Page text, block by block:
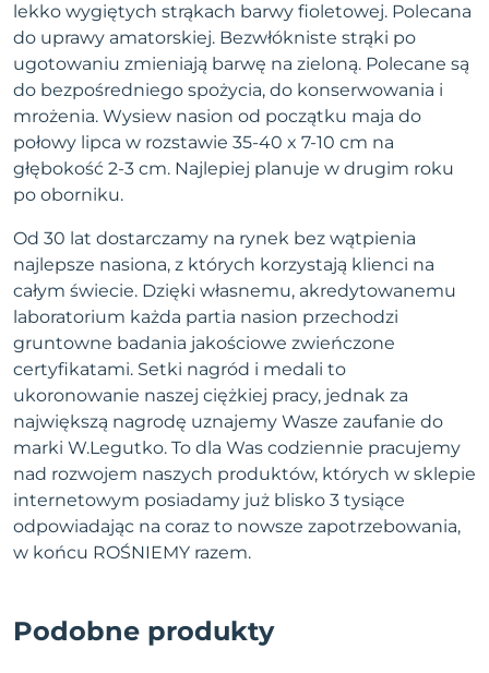
lekko wygiętych strąkach barwy fioletowej. Polecana
do uprawy amatorskiej. Bezwłókniste strąki po
ugotowaniu zmieniają barwę na zieloną. Polecane są
do bezpośredniego spożycia, do konserwowania i
mrożenia. Wysiew nasion od początku maja do
połowy lipca w rozstawie 35-40 x 7-10 cm na
głębokość 2-3 cm. Najlepiej planuje w drugim roku
po oborniku.
Od 30 lat dostarczamy na rynek bez wątpienia
najlepsze nasiona, z których korzystają klienci na
całym świecie. Dzięki własnemu, akredytowanemu
laboratorium każda partia nasion przechodzi
gruntowne badania jakościowe zwieńczone
certyfikatami. Setki nagród i medali to
ukoronowanie naszej ciężkiej pracy, jednak za
największą nagrodę uznajemy Wasze zaufanie do
marki W.Legutko. To dla Was codziennie pracujemy
nad rozwojem naszych produktów, których w sklepie
internetowym posiadamy już blisko 3 tysiące
odpowiadając na coraz to nowsze zapotrzebowania,
w końcu ROŚNIEMY razem.
Podobne produkty